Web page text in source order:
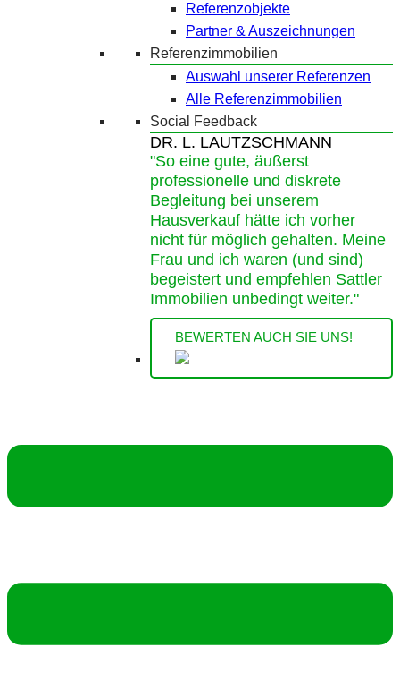
Referenzobjekte
Partner & Auszeichnungen
Referenzimmobilien
Auswahl unserer Referenzen
Alle Referenzimmobilien
Social Feedback
DR. L. LAUTZSCHMANN
"So eine gute, äußerst
professionelle und diskrete
Begleitung bei unserem
Hausverkauf hätte ich vorher
nicht für möglich gehalten. Meine
Frau und ich waren (und sind)
begeistert und empfehlen Sattler
Immobilien unbedingt weiter."
BEWERTEN AUCH SIE UNS!